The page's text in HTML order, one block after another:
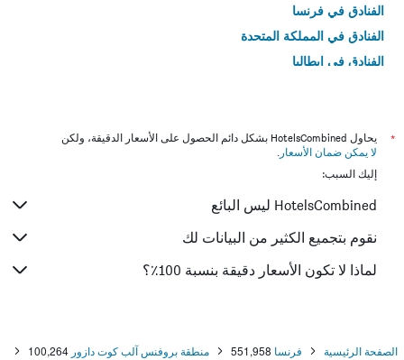
الفنادق في فرنسا
الفنادق في المملكة المتحدة
الفنادق في إيطاليا
*
يحاول HotelsCombined بشكل دائم الحصول على الأسعار الدقيقة، ولكن
لا يمكن ضمان الأسعار .
إليك السبب:
HotelsCombined ليس البائع
نقوم بتجميع الكثير من البيانات لك
لماذا لا تكون الأسعار دقيقة بنسبة 100٪؟
الصفحة الرئيسية فرنسا 551,958 منطقة بروفنس آلب كوت دازور 100,264